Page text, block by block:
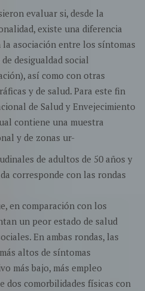
evaluar si, desde la
existe una diferencia
asociación entre los síntomas
desigualdad social
así como con otras
y de salud. Para este fin
de Salud y Envejecimiento
contiene una muestra
y de zonas ur-
de adultos de 50 años y
corresponde con las rondas
en comparación con los
un peor estado de salud
En ambas rondas, las
altos de síntomas
más bajo, más empleo
dos comorbilidades físicas con